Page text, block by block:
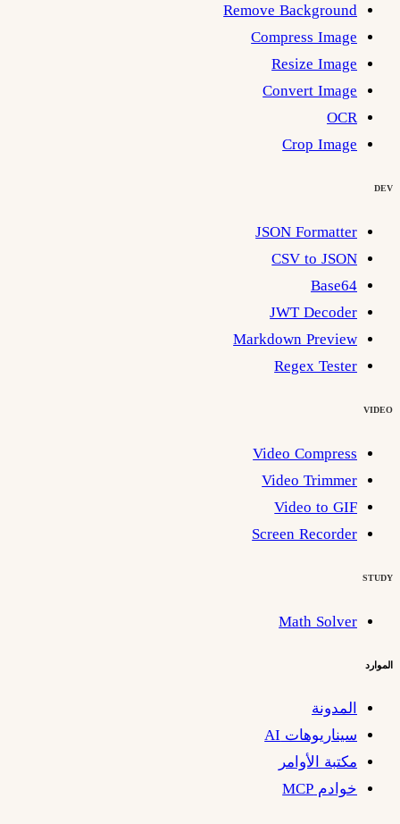
Remove Background
Compress Image
Resize Image
Convert Image
OCR
Crop Image
DEV
JSON Formatter
CSV to JSON
Base64
JWT Decoder
Markdown Preview
Regex Tester
VIDEO
Video Compress
Video Trimmer
Video to GIF
Screen Recorder
STUDY
Math Solver
الموارد
المدونة
سيناريوهات AI
مكتبة الأوامر
خوادم MCP